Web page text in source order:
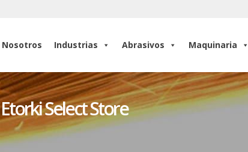
Nosotros Industrias Abrasivos Maquinaria
Etorki Select Store